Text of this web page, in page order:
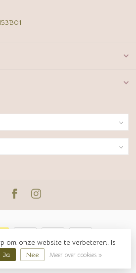
2026 JUTTER & Co.
om onze website te verbeteren. Is
Ja Nee Meer over cookies »